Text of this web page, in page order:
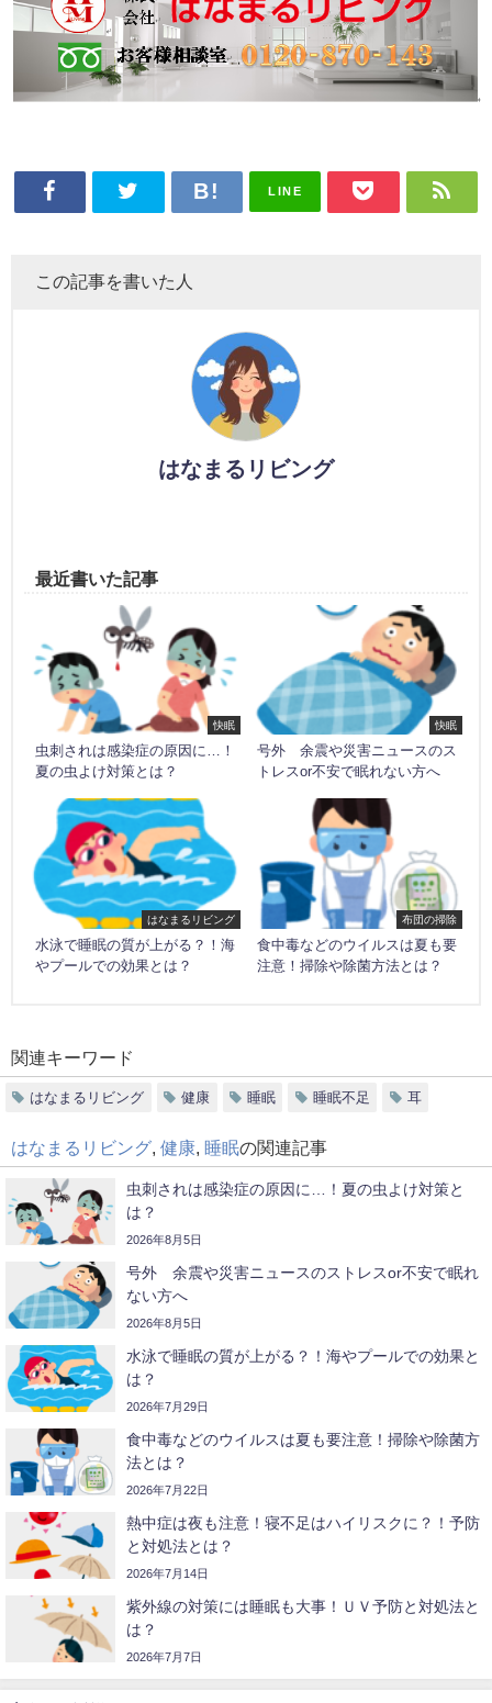
LINE
この記事を書いた人
はなまるリビング
最近書いた記事
快眠
虫刺されは感染症の原因に…！
夏の虫よけ対策とは？
快眠
号外 余震や災害ニュースのス
トレスor不安で眠れない方へ
はなまるリビング
水泳で睡眠の質が上がる？！海
やプールでの効果とは？
布団の掃除
食中毒などのウイルスは夏も要
注意！掃除や除菌方法とは？
関連キーワード
はなまるリビング 健康 睡眠 睡眠不足 耳
はなまるリビング 健康 睡眠の関連記事
虫刺されは感染症の原因に…！夏の虫よけ対策と
は？
2026年8月5日
号外 余震や災害ニュースのストレスor不安で眠れ
ない方へ
2026年8月5日
水泳で睡眠の質が上がる？！海やプールでの効果と
は？
2026年7月29日
食中毒などのウイルスは夏も要注意！掃除や除菌方
法とは？
2026年7月22日
熱中症は夜も注意！寝不足はハイリスクに？！予防
と対処法とは？
2026年7月14日
紫外線の対策には睡眠も大事！ＵＶ予防と対処法と
は？
2026年7月7日